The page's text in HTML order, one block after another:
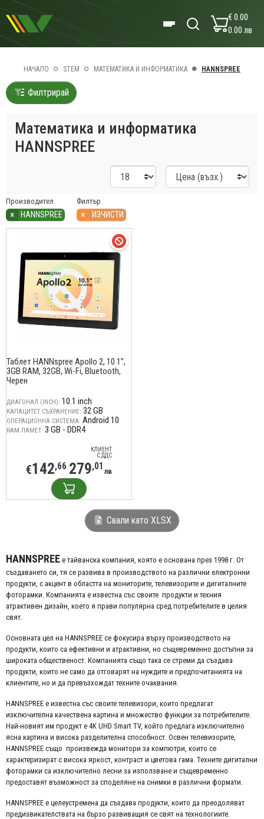
€ 0.00
0.00 лв
НАЧАЛО STEM МАТЕМАТИКА И ИНФОРМАТИКА HANNSPREE
Филтрирай
Математика и информатика
HANNSPREE
Производител
× HANNSPREE
Филтър
× ИЗЧИСТИ
Таблет HANNspree Apollo 2, 10.1”,
3GB RAM, 32GB, Wi-Fi, Bluetooth,
Черен
ДИАГОНАЛ (INCH): 10.1 inch
КАПАЦИТЕТ СЪХРАНЕНИЕ: 32 GB
ОПЕРАЦИОННА СИСТЕМА: Android 10
RAM ПАМЕТ: 3 GB - DDR4
КЛИЕНТ
С ДДС
€142,66 279,01 лв
Свали като XLSX
HANNSPREE е тайванска компания, която е основана през 1998 г. От
създаването си, тя се развива в производството на различни електронни
продукти, с акцент в областта на мониторите, телевизорите и дигиталните
фоторамки. Компанията е известна със своите продукти и техния
атрактивен дизайн, което я прави популярна сред потребителите в целия
свят.
Основната цел на HANNSPREE се фокусира върху производството на
продукти, които са ефективни и атрактивни, но същевременно достъпни за
широката общественост. Компанията също така се стреми да създава
продукти, които не само да отговарят на нуждите и предпочитанията на
клиентите, но и да превъзхождат техните очаквания.
HANNSPREE е известна със своите телевизори, които предлагат
изключителна качествена картина и множество функции за потребителите.
Най-новият им продукт е 4K UHD Smart TV, който предлага изключително
ясна картина и висока разделителна способност. Освен телевизорите,
HANNSPREE също произвежда монитори за компютри, които се
характеризират с висока яркост, контраст и цветова гама. Техните дигитални
фоторамки са изключително лесни за използване и същевременно
предоставят възможност за споделяне на снимки в различни формати.
HANNSPREE е целеустремена да създава продукти, които да преодоляват
предизвикателствата на бързо развиващия се свят на технологиите.